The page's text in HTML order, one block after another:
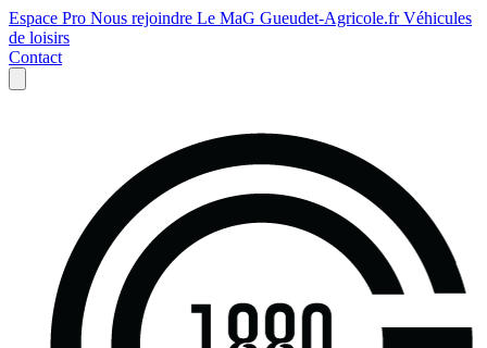
Espace Pro Nous rejoindre Le MaG Gueudet-Agricole.frVéhicules
de loisirs
Contact